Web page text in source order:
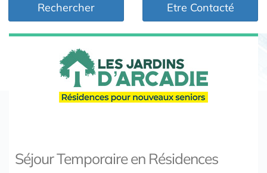
Rechercher Etre Contacté
Séjour Temporaire en Résidences